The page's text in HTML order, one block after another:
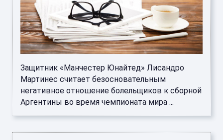
Защитник «Манчестер Юнайтед» Лисандро
Мартинес считает безосновательным
негативное отношение болельщиков к сборной
Аргентины во время чемпионата мира ...